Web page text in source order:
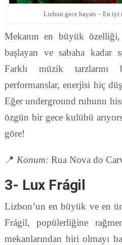
Lizbon gece hayatı – En
Mekanın en büyük özelliği,
başlayan ve sabaha kadar
Farklı müzik
performanslar, enerjisi hiç
Eğer underground ruhunu
özgün bir gece kulübü
göre!
📍 Konum: Rua Nova do
3- Lux Frágil
Lizbon’un en büyük ve en
Frágil, popülerliğine
mekanlarından biri olmayı